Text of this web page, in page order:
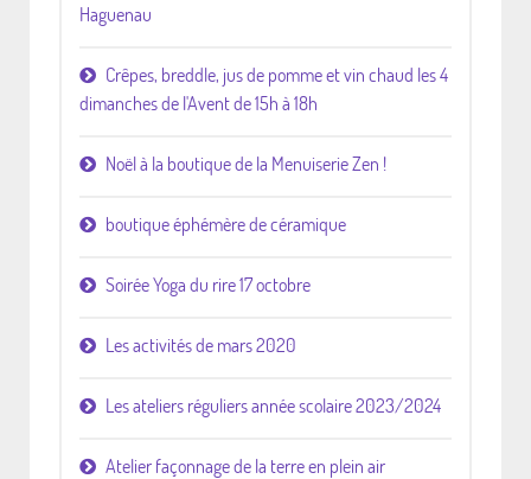
Haguenau
Crêpes, breddle, jus de pomme et vin chaud les 4
dimanches de l'Avent de 15h à 18h
Noël à la boutique de la Menuiserie Zen !
boutique éphémère de céramique
Soirée Yoga du rire 17 octobre
Les activités de mars 2020
Les ateliers réguliers année scolaire 2023/2024
Atelier façonnage de la terre en plein air